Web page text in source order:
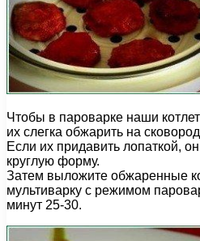
Чтобы в пароварке наши
их слегка обжарить на
Если их придавить лопаткой,
круглую форму.
Затем выложите обжаренные
мультиварку с режимом
минут 25-30.